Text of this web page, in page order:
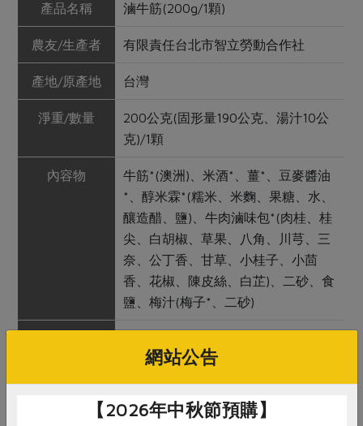
產品名稱 滷牛筋(200g/1顆)
農友/生產者 有限責任台北市智立勞動合作社
產地/原產地 台灣
淨重/數量
200公克(固形量190公克、湯汁10公
克)/1顆
內容物
牛筋*(澳洲)、米酒*、薑*、豆麥醬油
*、醇米霖*(糯米、米麴、果糖、水、
釀造醋、鹽)、牛肉滷味包*(肉桂、桂
尖、白胡椒、草果、八角、川芎、三
奈、公丁香、甘草、小桂子、小茴
香、花椒、陳皮絲、白芷)、二砂、食
鹽、梅汁(梅子*、二砂)
2. 以壓力鍋進行滷製，熄火後不開鍋
網站公告
【2026年中秋節預購】